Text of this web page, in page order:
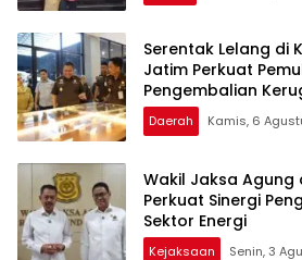
Serentak Lelang di
Jatim Perkuat
Pengembalian
Daerah Kamis, 6
Wakil Jaksa Agung
Perkuat Sinergi
Sektor Energi
Kejaksaan Senin, 3